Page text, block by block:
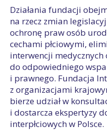
Działania fundacji
na rzecz zmian
ochronę praw osób
cechami płciowymi,
interwencji
do odpowiedniego
i prawnego. Fundacja
z organizacjami
bierze udział w
i dostarcza ekspertyzy
interpłciowych w Polsce.